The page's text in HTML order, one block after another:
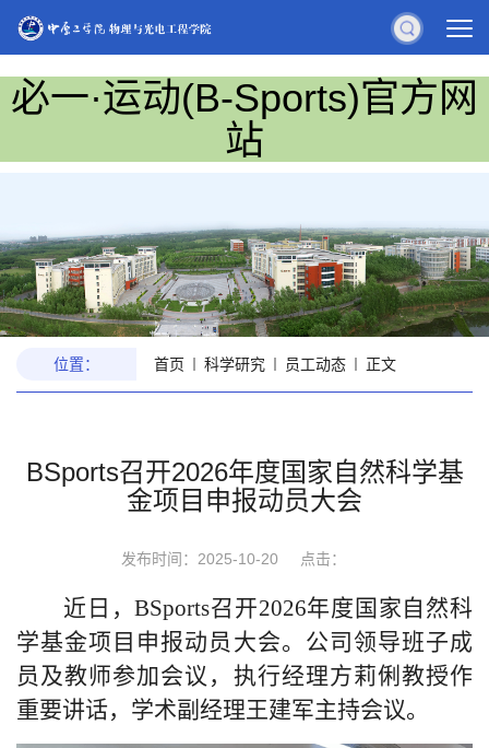
必一·运动(B-Sports)官方网
站
位置： 首页 科学研究 员工动态 正文
BSports召开2026年度国家自然科学基
金项目申报动员大会
发布时间：2025-10-20 点击：
近日，BSports召开2026年度国家自然科
学基金项目申报动员大会。公司领导班子成
员及教师参加会议， 执行经理方莉俐教授作
重要讲话， 学术副经理王建军主持会议。